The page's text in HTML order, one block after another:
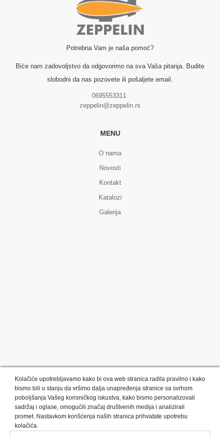
Potrebna Vam je naša pomoć?
Biće nam zadovoljstvo da odgovorimo na sva Vaša pitanja. Budite
slobodni da nas pozovete ili pošaljete email.
0695553311
zeppelin@zeppelin.rs
MENU
O nama
Novosti
Kontakt
Katalozi
Galerija
Kategorije proizvoda: Olovke i markeri
Privesci i trakice
Upaljači
USB Tehnologija Tekstil Kačketi i kape
Kolačiće upotrebljavamo kako bi ova web stranica radila pravilno i kako
bismo bili u stanju da vršimo dalja unapređenja stranice sa svrhom
poboljšanja Vašeg korisničkog iskustva, kako bismo personalizovali
sadržaj i oglase, omogućili značaj društvenih medija i analizirali
promet. Nastavkom korišćenja naših stranica prihvatate upotrebu
kolačića.